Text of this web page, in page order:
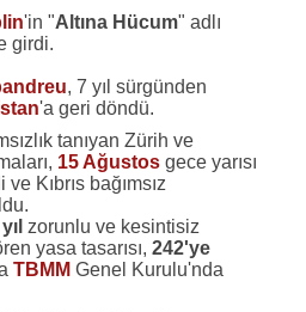
'in "Altına Hücum" adlı
girdi.
, 7 yıl sürgünden
'a geri döndü.
tanıyan Zürih ve
15 Ağustos gece yarısı
Kıbrıs bağımsız
zorunlu ve kesintisiz
yasa tasarısı,242'ye
TBMM Genel Kurulu'nda